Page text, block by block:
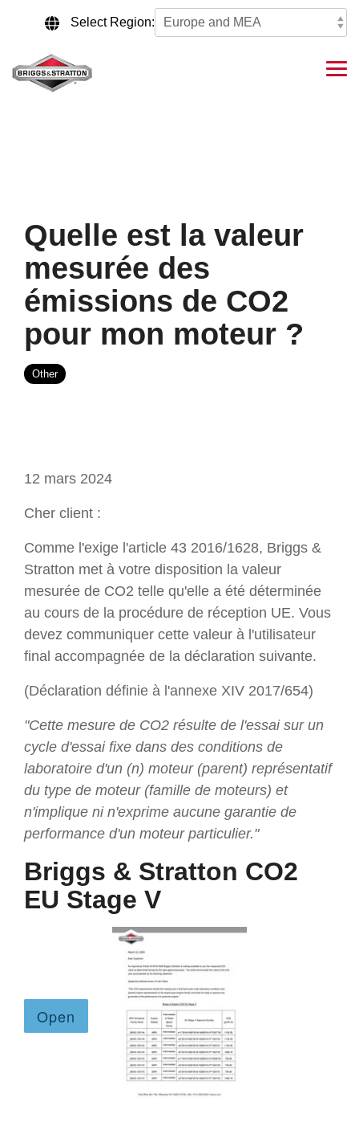
content.
Select Region:
Quelle est la valeur
mesurée des
émissions de CO2
pour mon moteur ?
Other
12 mars 2024
Cher client :
Comme l'exige l'article 43 2016/1628, Briggs &
Stratton met à votre disposition la valeur
mesurée de CO2 telle qu'elle a été déterminée
au cours de la procédure de réception UE. Vous
devez communiquer cette valeur à l'utilisateur
final accompagnée de la déclaration suivante.
(Déclaration définie à l'annexe XIV 2017/654)
"Cette mesure de CO2 résulte de l'essai sur un
cycle d'essai fixe dans des conditions de
laboratoire d'un (n) moteur (parent) représentatif
du type de moteur (famille de moteurs) et
n'implique ni n'exprime aucune garantie de
performance d'un moteur particulier."
Briggs & Stratton CO2
EU Stage V